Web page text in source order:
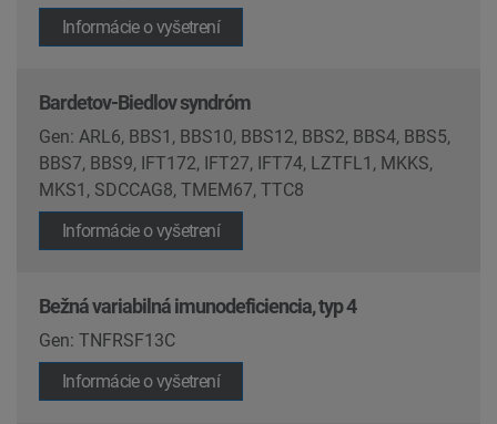
Informácie o vyšetrení
Bardetov-Biedlov syndróm
Gen: ARL6, BBS1, BBS10, BBS12, BBS2, BBS4, BBS5,
BBS7, BBS9, IFT172, IFT27, IFT74, LZTFL1, MKKS,
MKS1, SDCCAG8, TMEM67, TTC8
Informácie o vyšetrení
Bežná variabilná imunodeficiencia, typ 4
Gen: TNFRSF13C
Informácie o vyšetrení